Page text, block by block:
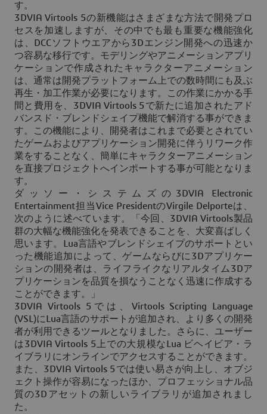
す。
3DVIA Virtools 5の新機能はさまざまな方法で開発プロ
セスを加速しますが、その中でも最も重要な機能強化
は、DCCソフトウエアから3Dエンジン開発への迅速か
つ容易な移行です。モデリングやアニメーションアプリ
ケーションで作成されたキャラクターアニメーション
は、通常は開発プラットフォーム上での数時間にも及ぶ
再生・加工作業が必要になります。この作業にかかる手
間と費用を、3DVIA Virtools 5で新たに追加されたアド
バンスド・ブレンドシェイプ機能で解消する事ができま
す。この機能により、開発者はこれまで必要とされてい
たゲームおよびアプリケーション開発に伴うリワーク作
業をすることなく、簡単にキャラクターアニメーション
を直接プロジェクトへインポートする事が可能となりま
す。
ダッソー・システムズの3DVIA Electronic
Entertainment担当Vice PresidentのVirgile Delporteは、
次のように述べています。「今回、3DVIA Virtools製品
群の大幅な機能強化を発表できることを、大変喜ばしく
思います。Lua言語やブレンドシェイプのサポートとい
った機能追加によって、ゲームならびに3Dアプリケー
ションの開発者は、ライフライクなリアルタイム3Dア
プリケーションを品質を損なうことなく迅速に作成する
ことができます。」
3DVIA Virtools 5では、Virtools Scripting Language
(VSL)にLua言語のサポートが追加され、より多くの開発
者が利用できるツールとなりました。さらに、ユーザー
は3DVIA Virtools 5上での大規模なLua ビヘイビア・ラ
イブラリにオンラインでアクセスすることができます。
また、3DVIA Virtools 5では使い易さが向上し、オブジ
ェクト操作が容易になったほか、プロフェッショナル品
質の3Dアセットの新しいライブラリが追加されまし
た。